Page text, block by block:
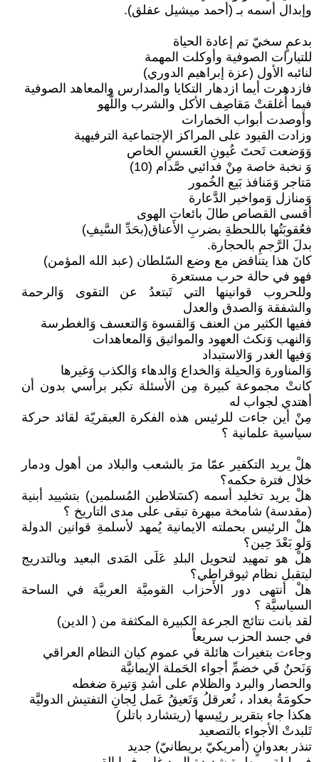
وإبدال أسمه بـ (أحمد ميشيل عفلق).
بدعمٍ سخيّ تم إعادة الحياة
للتيارات الصوفية وأوكلت المهمة
لنائبه الأول (عزة إبراهيم الدوري)
فازدهرت أيما ازدهار التكايا والمدارس والمعاهد الصوفية
فيما أُغلقتْ مَقاصِف الأكل والشرب واللَّهو
وأوصدت أبواب الخمارات
وزادت القيود على المراكز الإجتماعية الترفيهية
وَوَضعت تَحتَ عُيونِ العَسسِ الخاص
وَ نخبة خاصة مِنْ فدائيي صَّدام (10)
مَتاجر وَمَنافذ بَيع الخُمور
وَمنازل وَمواخير الدَّعارة
أقسى القصاص طالَ بائعات الهوى
فعُقوبَتُها باللحظةِ بضربِ الأَعناق(بحَدِّ السَّيفِ)
بدلَ الرَّجمِ بالحجارة.
كانَ هذا يتناقض مع وضع السّلطان (عبد الله المؤمن)
فهو في حالة حرب مستعرة
وللحروب قوانينها التي تَبتعدُ عن التقوى وَالرحمة
والشفقة وَالصدق والعدل
ففيها الكثير من العنف وَالقسوة وَالتعسف وَالغطرسة
وَالنهب وَنكث العهود والمواثيق وَالمعاهدات
وَفيها الغدر وَالاستبداد
وَالمناورة وَالحيلة وَالخداع وَالدهاء وَالكذب وَغيرها
كانتْ مجموعة كبيرة مِن الأسئلة تكبر برأسي بدون أن
أهتدي لجواب له
مِنْ أين جاءت للرئيس هذه الفكرة العبقريّة لقائد حركة
سياسية علمانية ؟
هلْ يريد التكفير عمّا مرَ بالشعب والبلاد من أهول ودمار
خلال فترة حكمه؟
هلْ يريد تخليد أسمه (كسَلاطين المُسلمين) بتشييد أبنية
(مقدسة) شامخة مبهرة تبقى على مدى التاريخ ؟
هلْ الرئيس بحملته الايمانية يُمهد لأسلمةِ قوانين الدولة
وَلو بَعْدَ حِين؟
هلْ هو تمهيد لتحويل البلدِ عَلَى المَدى البعيد وبالتدريج
ليتقبل نظام ثيوقراطي؟
هلْ أنتهى دور الأَحزاب القوميَّة العربيَّة في الساحة
السياسيَّة ؟
لقد بانت نتائج الجرعة الكبيرة المكثفة من ( الدين)
في جسد الحزب سريعاً
وجاءت بتغيرات هائلة في عموم كيان النظام العراقي
وَنَحنُ فَي خضمِّ أجواء الحَملة الإيمانيَّة
والحصار والبرد والظلام على أشدِ وَتيرة ضغطه
حكومَةُ بغداد ، تُعرقلُ وَتَعيقُ عَمل لِجانِ التفتيش الدوليَّة
هكذا جاء بتقرير رئِيسها (ريتشارد باتلر)
تَلبدتْ الأجواء بالتصعيد
تنذر بعدوانٍ (أمريكيّ بريطانيّ) جديد